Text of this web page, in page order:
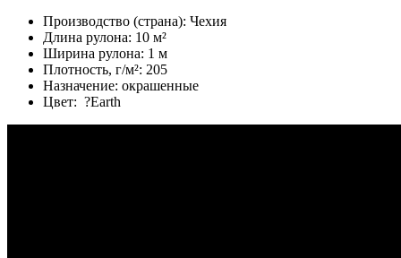
Производство (страна): Чехия
Длина рулона: 10 м²
Ширина рулона: 1 м
Плотность, г/м²: 205
Назначение: окрашенные
Цвет: ?Earth